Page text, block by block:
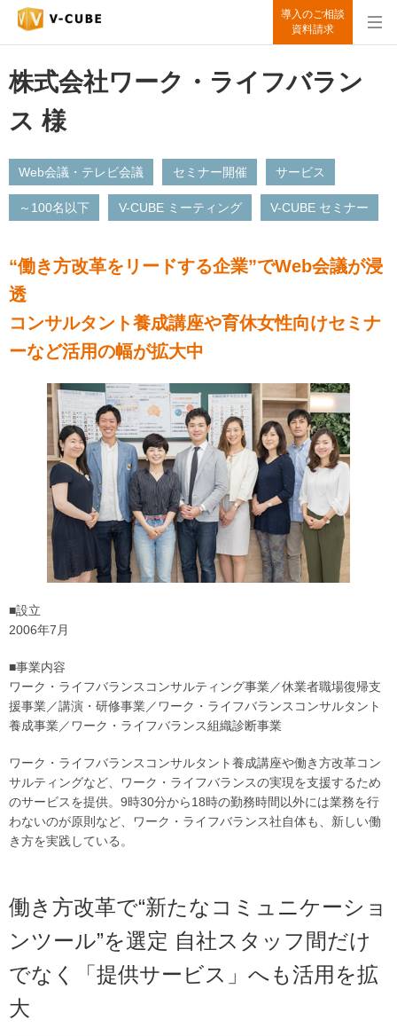
導入のご相談
資料請求
株式会社ワーク・ライフバラン
ス 様
Web会議・テレビ会議 セミナー開催 サービス
～100名以下 V-CUBE ミーティング V-CUBE セミナー
“働き方改革をリードする企業”でWeb会議が浸
透
コンサルタント養成講座や育休女性向けセミナ
ーなど活用の幅が拡大中
■設立
2006年7月
■事業内容
ワーク・ライフバランスコンサルティング事業／休業者職場復帰支
援事業／講演・研修事業／ワーク・ライフバランスコンサルタント
養成事業／ワーク・ライフバランス組織診断事業
ワーク・ライフバランスコンサルタント養成講座や働き方改革コン
サルティングなど、ワーク・ライフバランスの実現を支援するため
のサービスを提供。9時30分から18時の勤務時間以外には業務を行
わないのが原則など、ワーク・ライフバランス社自体も、新しい働
き方を実践している。
働き方改革で“新たなコミュニケーショ
ンツール”を選定 自社スタッフ間だけ
でなく「提供サービス」へも活用を拡
大